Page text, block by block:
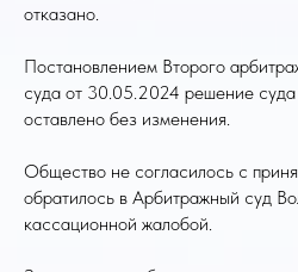
отказано.
Постановлением Второго
суда от 30.05.2024 решение суда
оставлено без изменения.
Общество не согласилось с
обратилось в Арбитражный суд
кассационной жалобой.